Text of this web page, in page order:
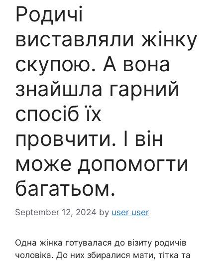
Родичі
виставляли жінку
скупою. А вона
знайшла гарний
спосіб їх
провчити. І він
може допомогти
багатьом.
September 12, 2024 by user user
Одна жінка готувалася до візиту родичів
чоловіка. До них збиралися мати, тітка та